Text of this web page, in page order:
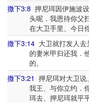
撒下3:8 押尼珥因伊施波
头呢．我恩待你父
在大卫手里、今日
撒下3:14 大卫就打发人
的妻米甲归还我．
的。
撒下3:21 押尼珥对大卫
我王、与你立约．
珥去、押尼珥就平